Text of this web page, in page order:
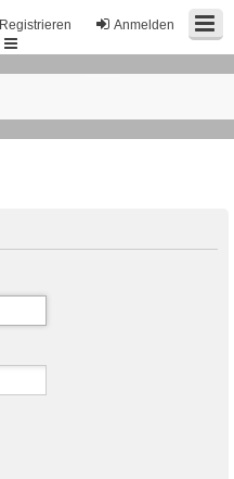
Anmelden
Registrieren